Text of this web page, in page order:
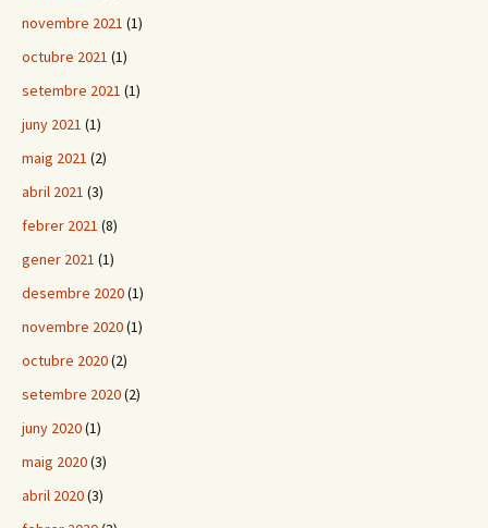
novembre 2021 (1)
octubre 2021 (1)
setembre 2021 (1)
juny 2021 (1)
maig 2021 (2)
abril 2021 (3)
febrer 2021 (8)
gener 2021 (1)
desembre 2020(1)
novembre 2020(1)
octubre 2020(2)
setembre 2020(2)
juny 2020(1)
maig 2020(3)
abril 2020(3)